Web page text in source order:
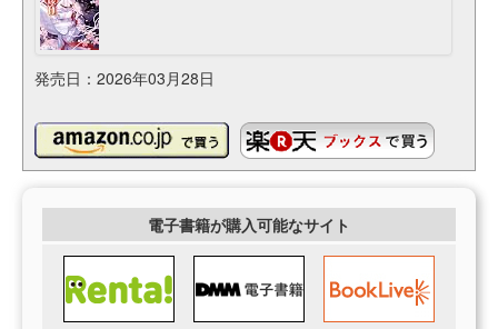
発売日：2026年03月28日
電子書籍が購入可能なサイト